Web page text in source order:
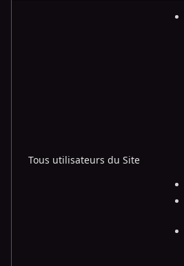
Tous utilisateurs du Site